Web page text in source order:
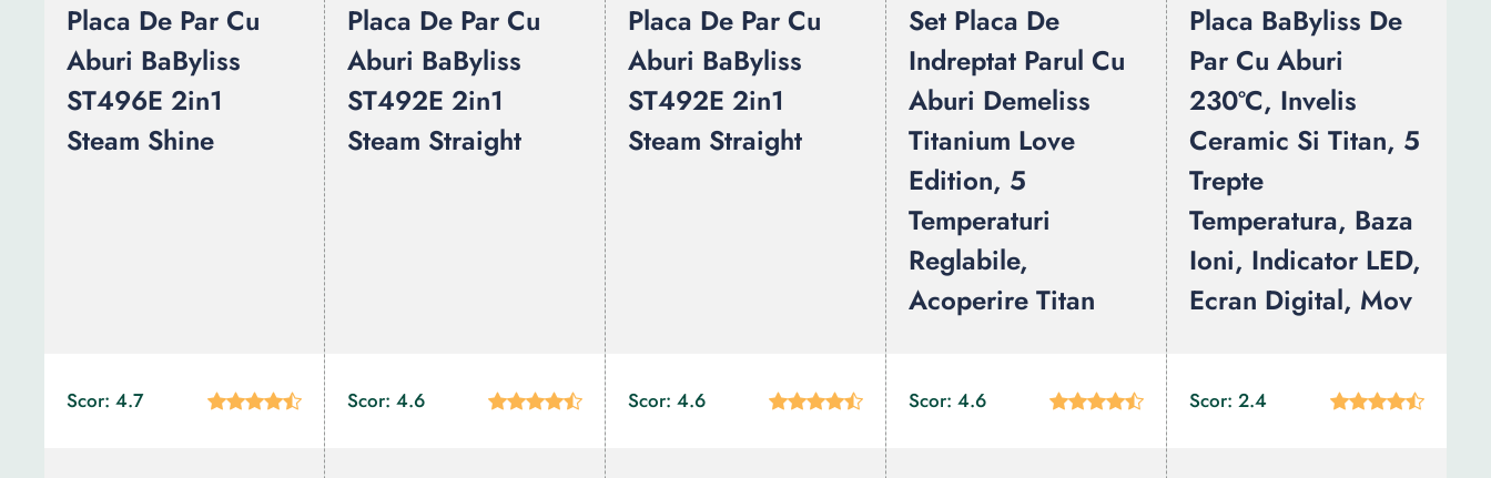
Placa De Par Cu
Aburi BaByliss
ST496E 2in1
Steam Shine
Scor: 4.7
Placa De Par Cu
Aburi BaByliss
ST492E 2in1
Steam Straight
Scor: 4.6
Placa De Par Cu
Aburi BaByliss
ST492E 2in1
Steam Straight
Scor: 4.6
Set Placa De
Indreptat Parul Cu
Aburi Demeliss
Titanium Love
Edition, 5
Temperaturi
Reglabile,
Acoperire Titan
Scor: 4.6
Placa BaByliss De
Par Cu Aburi
230ºC, Invelis
Ceramic Si Titan, 5
Trepte
Temperatura, Baza
Ioni, Indicator LED,
Ecran Digital, Mov
Scor: 2.4